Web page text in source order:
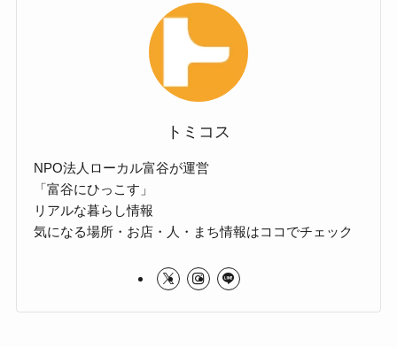
トミコス
NPO法人ローカル富谷が運営
「富谷にひっこす」
リアルな暮らし情報
気になる場所・お店・人・まち情報はココでチェック